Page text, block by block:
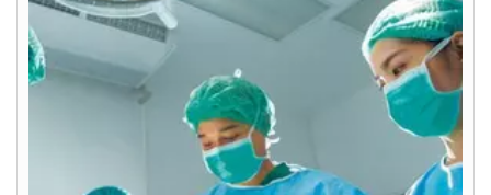
Przydatne linki
Sekcja pobierania